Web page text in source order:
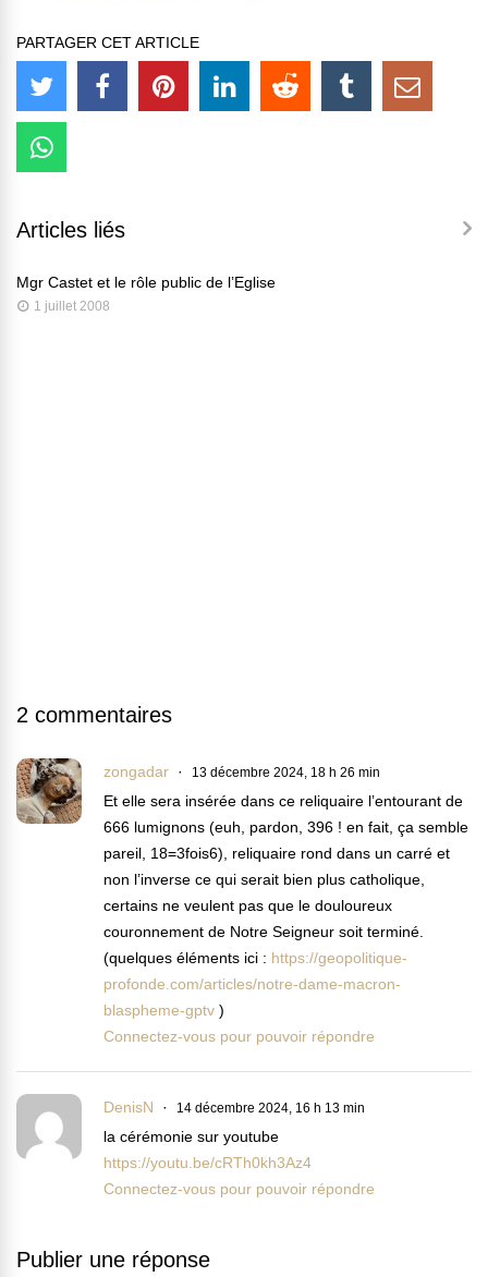
PARTAGER CET ARTICLE
Articles liés
Mgr Castet et le rôle public de l’Eglise
1 juillet 2008
2 commentaires
zongadar 13 décembre 2024, 18 h 26 min
Et elle sera insérée dans ce reliquaire l’entourant de
666 lumignons (euh, pardon, 396 ! en fait, ça semble
pareil, 18=3fois6), reliquaire rond dans un carré et
non l’inverse ce qui serait bien plus catholique,
certains ne veulent pas que le douloureux
couronnement de Notre Seigneur soit terminé.
(quelques éléments ici : https://geopolitique-
profonde.com/articles/notre-dame-macron-
blaspheme-gptv )
Connectez-vous pour pouvoir répondre
DenisN 14 décembre 2024, 16 h 13 min
la cérémonie sur youtube
https://youtu.be/cRTh0kh3Az4
Connectez-vous pour pouvoir répondre
Publier une réponse